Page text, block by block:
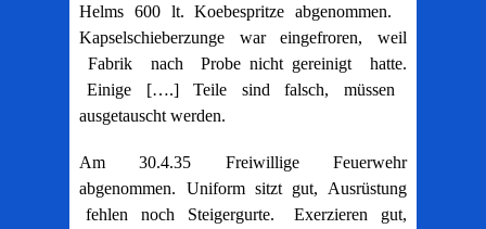
Helms 600 lt. Koebespritze abgenommen.
Kapselschieberzunge war eingefroren, weil
Fabrik nach Probe nicht gereinigt hatte.
Einige [….] Teile sind falsch, müssen
ausgetauscht werden.
Am 30.4.35 Freiwillige Feuerwehr
abgenommen. Uniform sitzt gut, Ausrüstung
fehlen noch Steigergurte. Exerzieren gut,